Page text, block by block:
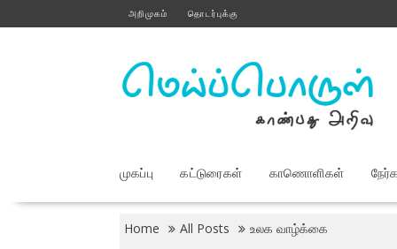
to
அறிமுகம் தொடர்புக்கு
முகப்பு கட்டுரைகள் காணொளிகள்
Home All Posts உலக வாழ்க்கை